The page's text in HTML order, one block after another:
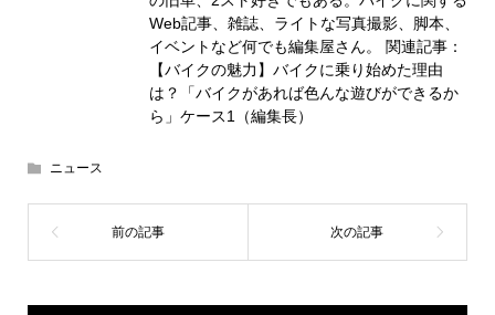
Web記事、雑誌、ライトな写真撮影、脚本、
イベントなど何でも編集屋さん。 関連記事：
【バイクの魅力】バイクに乗り始めた理由
は？「バイクがあれば色んな遊びができるか
ら」ケース1（編集長）
ニュース